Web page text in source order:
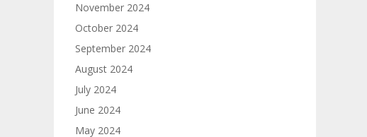
November 2024
October 2024
September 2024
August 2024
July 2024
June 2024
May 2024